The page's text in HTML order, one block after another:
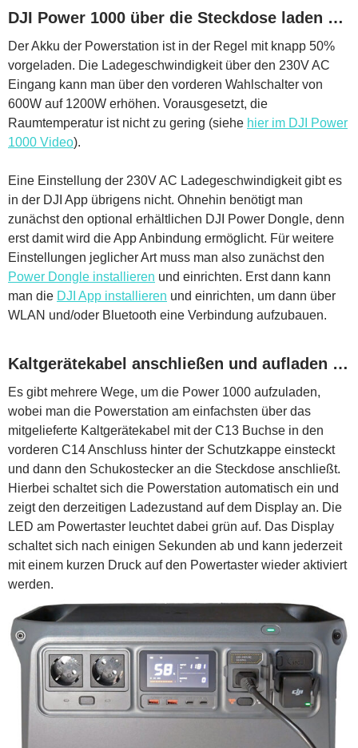
DJI Power 1000 über die Steckdose laden …
Der Akku der Powerstation ist in der Regel mit knapp 50%
vorgeladen. Die Ladegeschwindigkeit über den 230V AC
Eingang kann man über den vorderen Wahlschalter von
600W auf 1200W erhöhen. Vorausgesetzt, die
Raumtemperatur ist nicht zu gering (siehe hier im DJI Power
1000 Video).
Eine Einstellung der 230V AC Ladegeschwindigkeit gibt es
in der DJI App übrigens nicht. Ohnehin benötigt man
zunächst den optional erhältlichen DJI Power Dongle, denn
erst damit wird die App Anbindung ermöglicht. Für weitere
Einstellungen jeglicher Art muss man also zunächst den
Power Dongle installieren und einrichten. Erst dann kann
man die DJI App installieren und einrichten, um dann über
WLAN und/oder Bluetooth eine Verbindung aufzubauen.
Kaltgerätekabel anschließen und aufladen …
Es gibt mehrere Wege, um die Power 1000 aufzuladen,
wobei man die Powerstation am einfachsten über das
mitgelieferte Kaltgerätekabel mit der C13 Buchse in den
vorderen C14 Anschluss hinter der Schutzkappe einsteckt
und dann den Schukostecker an die Steckdose anschließt.
Hierbei schaltet sich die Powerstation automatisch ein und
zeigt den derzeitigen Ladezustand auf dem Display an. Die
LED am Powertaster leuchtet dabei grün auf. Das Display
schaltet sich nach einigen Sekunden ab und kann jederzeit
mit einem kurzen Druck auf den Powertaster wieder aktiviert
werden.